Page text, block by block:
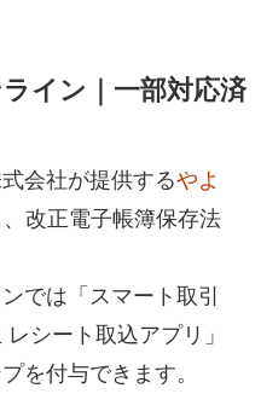
イン｜一部対応済
会社が提供するやよ
、改正電子帳簿保存法
では「スマート取引
シート取込アプリ」
を付与できます。